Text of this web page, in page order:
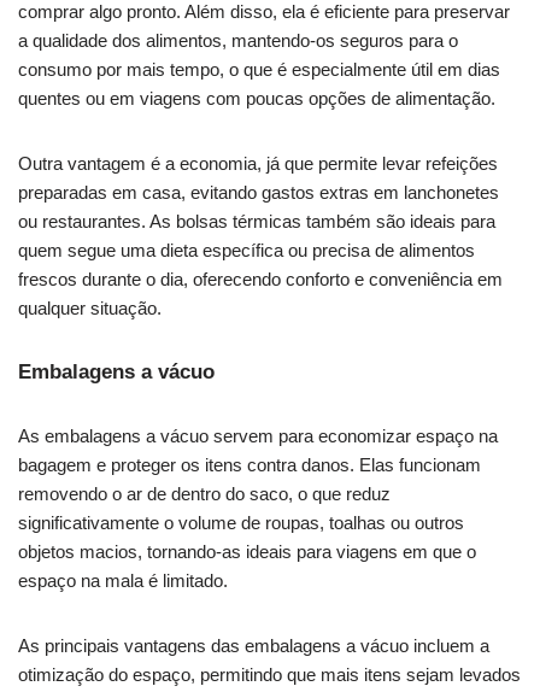
comprar algo pronto. Além disso, ela é eficiente para preservar
a qualidade dos alimentos, mantendo-os seguros para o
consumo por mais tempo, o que é especialmente útil em dias
quentes ou em viagens com poucas opções de alimentação.
Outra vantagem é a economia, já que permite levar refeições
preparadas em casa, evitando gastos extras em lanchonetes
ou restaurantes. As bolsas térmicas também são ideais para
quem segue uma dieta específica ou precisa de alimentos
frescos durante o dia, oferecendo conforto e conveniência em
qualquer situação.
Embalagens a vácuo
As embalagens a vácuo servem para economizar espaço na
bagagem e proteger os itens contra danos. Elas funcionam
removendo o ar de dentro do saco, o que reduz
significativamente o volume de roupas, toalhas ou outros
objetos macios, tornando-as ideais para viagens em que o
espaço na mala é limitado.
As principais vantagens das embalagens a vácuo incluem a
otimização do espaço, permitindo que mais itens sejam levados